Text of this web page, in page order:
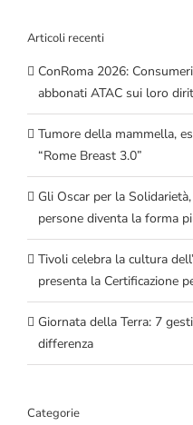
Articoli recenti
ConRoma 2026:
abbonati ATAC sui loro
Tumore della mammella,
“Rome Breast 3.0”
Gli Oscar per la
persone diventa la forma
Tivoli celebra la cultura
presenta la Certificazione
Giornata della Terra: 7
differenza
Categorie